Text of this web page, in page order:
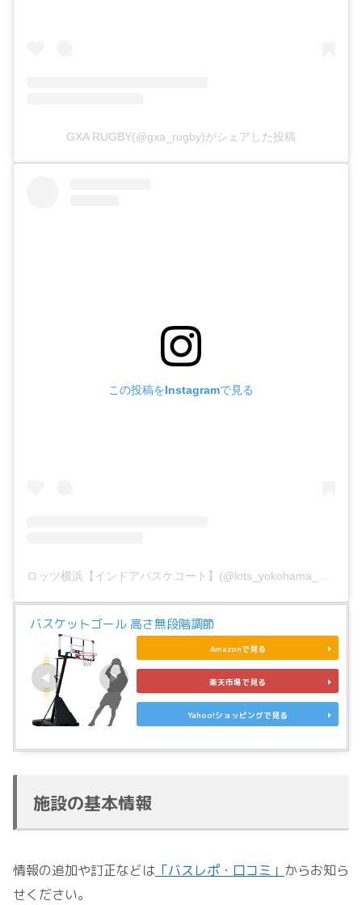
GXA RUGBY(@gxa_rugby)がシェアした投稿
この投稿をInstagramで見る
ロッツ横浜【インドアバスケコート】(@lots_yokohama_basketball)がシェアした投稿
バスケットゴール 高さ無段階調節
Amazonで見る
楽天市場で見る
Yahoo!ショッピングで見る
施設の基本情報
情報の追加や訂正などは 「バスレポ・口コミ」 からお知ら
せください。